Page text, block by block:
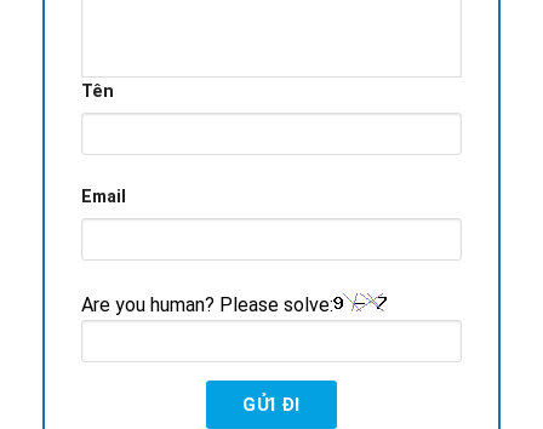
Tên
Email
Are you human? Please solve: